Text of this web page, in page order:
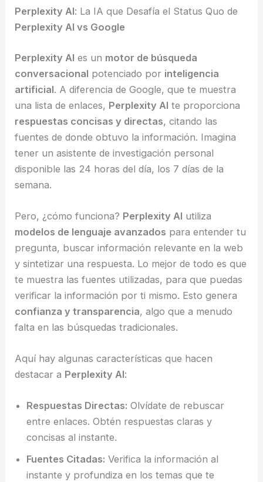
Perplexity AI: La IA que Desafía el Status Quo de
Perplexity AI vs Google
Perplexity AI es un motor de búsqueda
conversacional potenciado por inteligencia
artificial. A diferencia de Google, que te muestra
una lista de enlaces, Perplexity AI te proporciona
respuestas concisas y directas, citando las
fuentes de donde obtuvo la información. Imagina
tener un asistente de investigación personal
disponible las 24 horas del día, los 7 días de la
semana.
Pero, ¿cómo funciona? Perplexity AI utiliza
modelos de lenguaje avanzados para entender tu
pregunta, buscar información relevante en la web
y sintetizar una respuesta. Lo mejor de todo es que
te muestra las fuentes utilizadas, para que puedas
verificar la información por ti mismo. Esto genera
confianza y transparencia, algo que a menudo
falta en las búsquedas tradicionales.
Aquí hay algunas características que hacen
destacar a Perplexity AI:
Respuestas Directas: Olvídate de rebuscar
entre enlaces. Obtén respuestas claras y
concisas al instante.
Fuentes Citadas: Verifica la información al
instante y profundiza en los temas que te